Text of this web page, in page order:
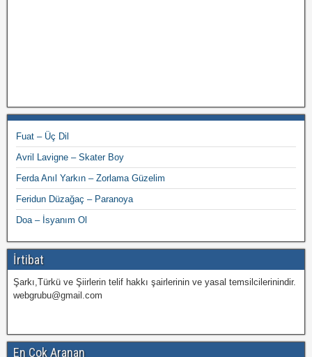
Fuat – Üç Dil
Avril Lavigne – Skater Boy
Ferda Anıl Yarkın – Zorlama Güzelim
Feridun Düzağaç – Paranoya
Doa – İsyanım Ol
İrtibat
Şarkı,Türkü ve Şiirlerin telif hakkı şairlerinin ve yasal temsilcilerinindir.
webgrubu@gmail.com
En Çok Aranan